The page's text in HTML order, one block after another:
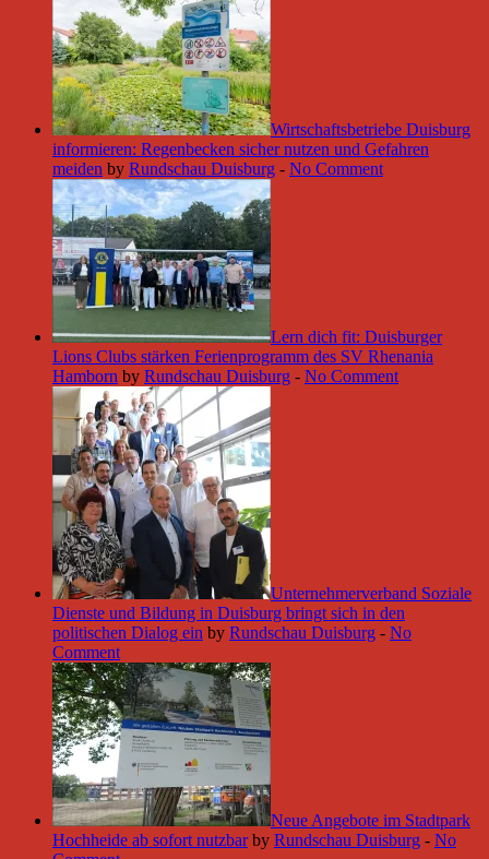
Wirtschaftsbetriebe Duisburg
informieren: Regenbecken sicher nutzen und Gefahren
meiden by Rundschau Duisburg - No Comment
Lern dich fit: Duisburger
Lions Clubs stärken Ferienprogramm des SV Rhenania
Hamborn by Rundschau Duisburg - No Comment
Unternehmerverband Soziale
Dienste und Bildung in Duisburg bringt sich in den
politischen Dialog ein by Rundschau Duisburg - No
Comment
Neue Angebote im Stadtpark
Hochheide ab sofort nutzbar by Rundschau Duisburg - No